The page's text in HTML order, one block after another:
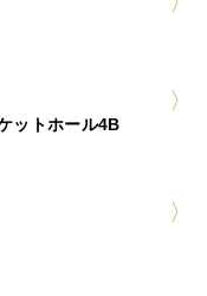
ットホール4B